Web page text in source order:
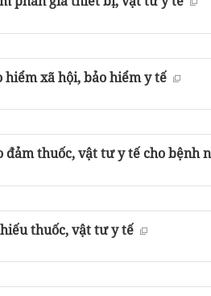
xã hội, bảo hiểm y tế
thuốc, vật tư y tế cho bệnh
thuốc, vật tư y tế